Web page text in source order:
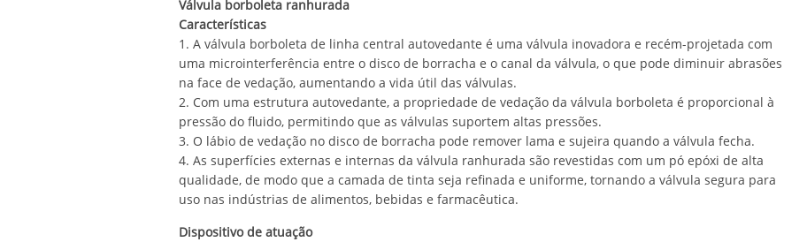
Válvula borboleta ranhurada
Características
1. A válvula borboleta de linha central autovedante é uma válvula inovadora e recém-projetada com
uma microinterferência entre o disco de borracha e o canal da válvula, o que pode diminuir abrasões
na face de vedação, aumentando a vida útil das válvulas.
2. Com uma estrutura autovedante, a propriedade de vedação da válvula borboleta é proporcional à
pressão do fluido, permitindo que as válvulas suportem altas pressões.
3. O lábio de vedação no disco de borracha pode remover lama e sujeira quando a válvula fecha.
4. As superfícies externas e internas da válvula ranhurada são revestidas com um pó epóxi de alta
qualidade, de modo que a camada de tinta seja refinada e uniforme, tornando a válvula segura para
uso nas indústrias de alimentos, bebidas e farmacêutica.
Dispositivo de atuação